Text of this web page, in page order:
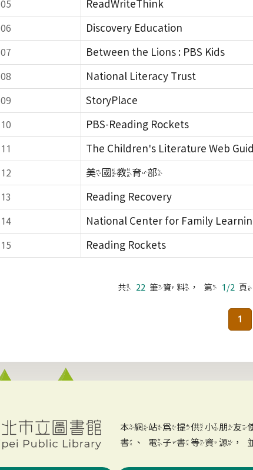
05 ReadWriteThink
06 Discovery Education
07 Between the Lions : PBS Kids
08 National Literacy Trust
09 StoryPlace
10 PBS-Reading Rockets
11 The Children's Literature Web
12 美國教育部
13 Reading Recovery
14 National Center for Family
15 Reading Rockets
共 22 筆資料，第 1/2
1
本網站為提供小朋友
書、電子書等資源，